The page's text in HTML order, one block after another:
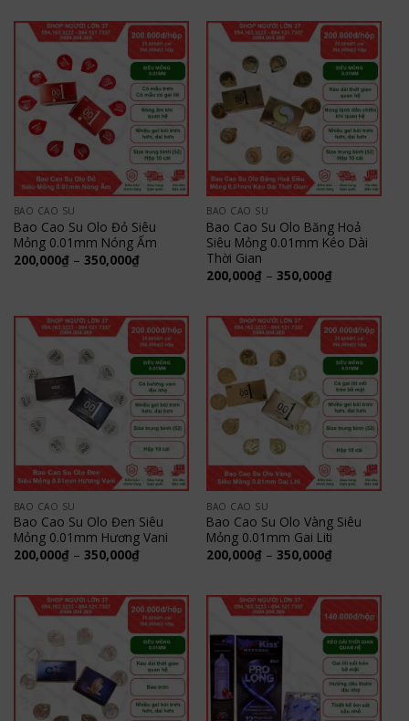
đến
350,000₫
BAO CAO SU
Bao Cao Su Olo Đỏ Siêu
Mỏng 0.01mm Nóng Ấm
200,000₫ – 350,000₫Khoảng
giá:
350,000₫
BAO CAO SU
Bao Cao Su Olo Băng Hoả
Siêu Mỏng 0.01mm Kéo Dài
Thời Gian
200,000₫ – 350,000₫Khoảng
đến
350,000₫
BAO CAO SU
Bao Cao Su Olo Đen Siêu
Mỏng 0.01mm Hương Vani
200,000₫ – 350,000₫Khoảng
giá:
đến
350,000₫
BAO CAO SU
Bao Cao Su Olo Vàng Siêu
Mỏng 0.01mm Gai Liti
200,000₫ – 350,000₫Khoảng
đến
350,000₫